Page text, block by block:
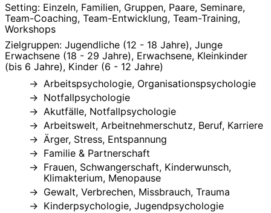
Setting: Einzeln, Familien, Gruppen, Paare, Seminare,
Team-Coaching, Team-Entwicklung, Team-Training,
Workshops
Zielgruppen: Jugendliche (12 - 18 Jahre), Junge
Erwachsene (18 - 29 Jahre), Erwachsene, Kleinkinder
(bis 6 Jahre), Kinder (6 - 12 Jahre)
Arbeitspsychologie, Organisationspsychologie
Notfallpsychologie
Akutfälle, Notfallpsychologie
Arbeitswelt, Arbeitnehmerschutz, Beruf, Karriere
Ärger, Stress, Entspannung
Familie & Partnerschaft
Frauen, Schwangerschaft, Kinderwunsch,
Klimakterium, Menopause
Gewalt, Verbrechen, Missbrauch, Trauma
Kinderpsychologie, Jugendpsychologie